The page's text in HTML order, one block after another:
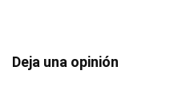
Deja una opinión